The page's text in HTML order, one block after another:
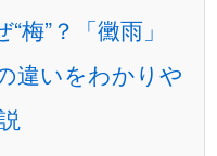
梅”？「黴雨」
違いをわかりや